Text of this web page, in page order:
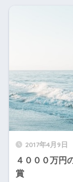
2017年4月9日
４０００万円
賞